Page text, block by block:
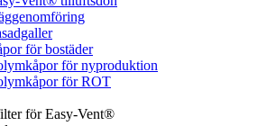
för bostäder
för nyproduktion
för ROT
för Easy-Vent®